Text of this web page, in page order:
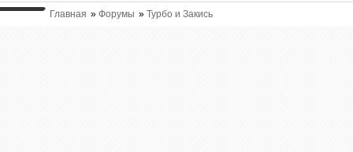
Главная » Форумы » Турбо и Закись